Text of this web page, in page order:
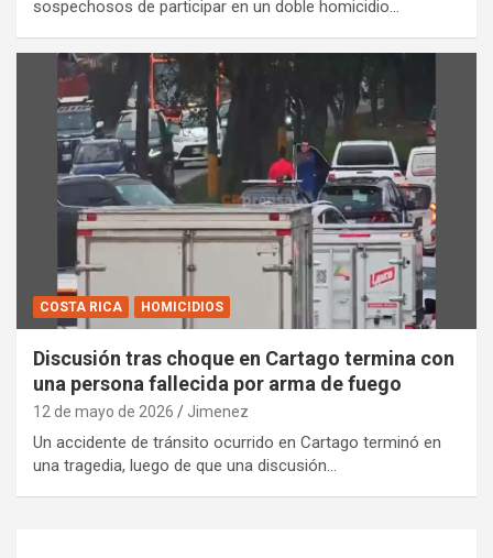
sospechosos de participar en un doble homicidio…
COSTA RICA HOMICIDIOS
Discusión tras choque en Cartago termina con
una persona fallecida por arma de fuego
12 de mayo de 2026 Jimenez
Un accidente de tránsito ocurrido en Cartago terminó en
una tragedia, luego de que una discusión…